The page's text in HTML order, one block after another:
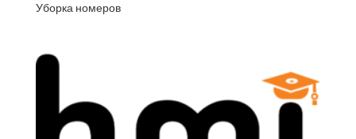
Уборка номеров